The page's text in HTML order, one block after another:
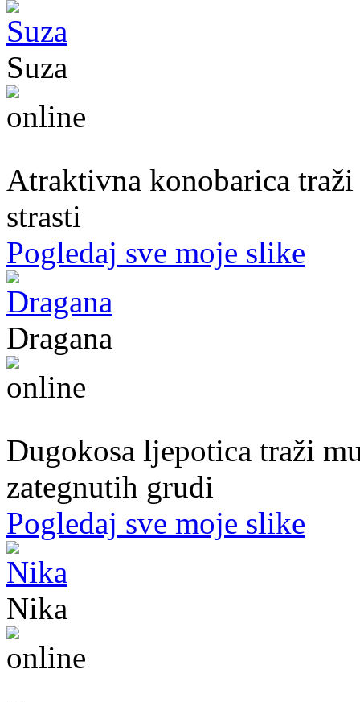
Suza
Atraktivna konobarica
strasti
Pogledaj sve moje slike
Dragana
Dugokosa ljepotica traži
zategnutih grudi
Pogledaj sve moje slike
Nika